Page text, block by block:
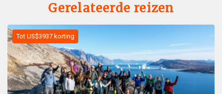
Gerelateerde reizen
Tot US$3937 korting